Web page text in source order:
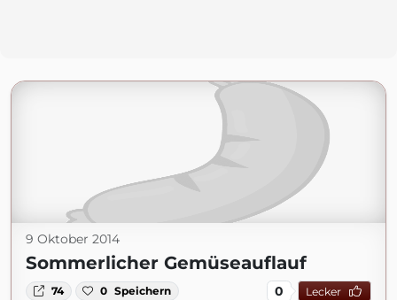
9 Oktober 2014
Sommerlicher Gemüseauflauf
74 0 Speichern 0 Lecker